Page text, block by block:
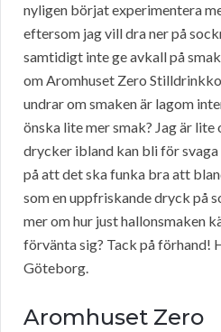
nyligen börjat experimentera
eftersom jag vill dra ner på
samtidigt inte ge avkall på
om Aromhuset Zero
undrar om smaken är lagom
önska lite mer smak? Jag är
drycker ibland kan bli för svaga
på att det ska funka bra att
som en uppfriskande dryck på
mer om hur just hallonsmaken
förvänta sig? Tack på förhand!
Göteborg.
Aromhuset Zero